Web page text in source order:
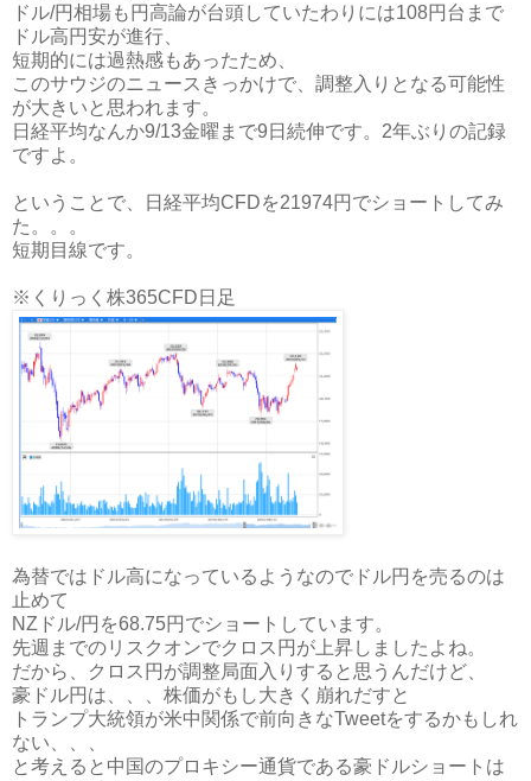
ドル/円相場も円高論が台頭していたわりには108円台まで
ドル高円安が進行、
短期的には過熱感もあったため、
このサウジのニュースきっかけで、調整入りとなる可能性
が大きいと思われます。
日経平均なんか9/13金曜まで9日続伸です。2年ぶりの記録
ですよ。
ということで、日経平均CFDを21974円でショートしてみ
た。。。
短期目線です。
※くりっく株365CFD日足
為替ではドル高になっているようなのでドル円を売るのは
止めて
NZドル/円を68.75円でショートしています。
先週までのリスクオンでクロス円が上昇しましたよね。
だから、クロス円が調整局面入りすると思うんだけど、
豪ドル円は、、、株価がもし大きく崩れだすと
トランプ大統領が米中関係で前向きなTweetをするかもしれ
ない、、、
と考えると中国のプロキシー通貨である豪ドルショートは